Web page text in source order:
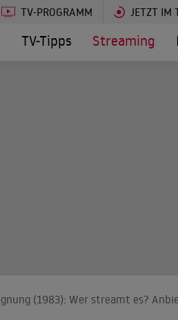
TV-PROGRAMM JETZT IM
TV-Tipps Streaming
(1983): Wer streamt es?